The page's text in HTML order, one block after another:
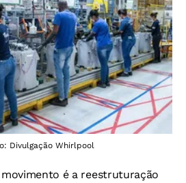
Divulgação Whirlpool
é a reestruturação